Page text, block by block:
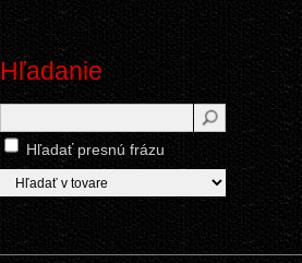
Hľadanie
Hľadať presnú frázu